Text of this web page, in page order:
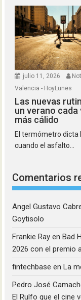
julio 11, 2026
Valencia - HoyLunes
Las nuevas
un verano cada
más cálido
El termómetro dicta
cuando el asfalto...
Comentarios
Angel Gustavo
Goytisolo
Frankie Ray enBad
2026 con el premio
fintechbase enLa
Pedro José
El Rulfo que el cine